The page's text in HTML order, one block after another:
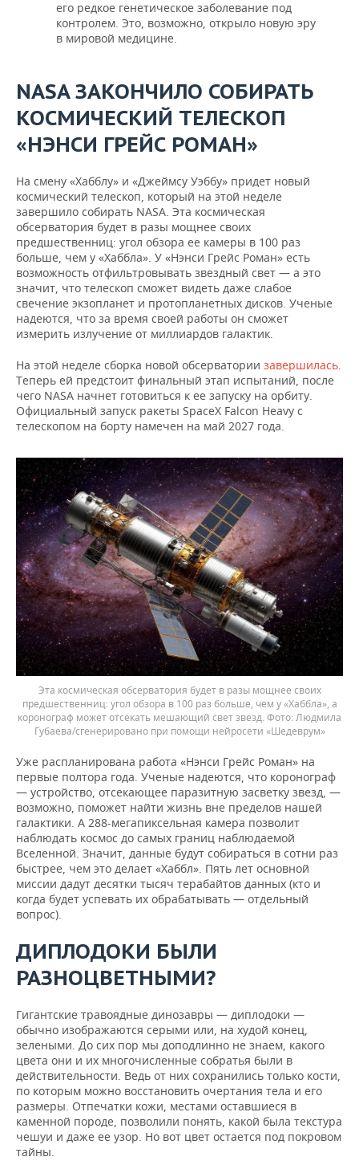
его редкое генетическое заболевание под
контролем. Это, возможно, открыло новую эру
в мировой медицине.
NASA ЗАКОНЧИЛО СОБИРАТЬ
КОСМИЧЕСКИЙ ТЕЛЕСКОП
«НЭНСИ ГРЕЙС РОМАН»
На смену «Хабблу» и «Джеймсу Уэббу» придет новый
космический телескоп, который на этой неделе
завершило собирать NASA. Эта космическая
обсерватория будет в разы мощнее своих
предшественниц: угол обзора ее камеры в 100 раз
больше, чем у «Хаббла». У «Нэнси Грейс Роман» есть
возможность отфильтровывать звездный свет — а это
значит, что телескоп сможет видеть даже слабое
свечение экзопланет и протопланетных дисков. Ученые
надеются, что за время своей работы он сможет
измерить излучение от миллиардов галактик.
На этой неделе сборка новой обсерватории завершилась.
Теперь ей предстоит финальный этап испытаний, после
чего NASA начнет готовиться к ее запуску на орбиту.
Официальный запуск ракеты SpaceX Falcon Heavy с
телескопом на борту намечен на май 2027 года.
Эта космическая обсерватория будет в разы мощнее своих
предшественниц: угол обзора в 100 раз больше, чем у «Хаббла», а
коронограф может отсекать мешающий свет звезд.
Людмила
Губаева/сгенерировано при помощи нейросети «Шедеврум»
Уже распланирована работа «Нэнси Грейс Роман» на
первые полтора года. Ученые надеются, что коронограф
— устройство, отсекающее паразитную засветку звезд, —
возможно, поможет найти жизнь вне пределов нашей
галактики. А 288-мегапиксельная камера позволит
наблюдать космос до самых границ наблюдаемой
Вселенной. Значит, данные будут собираться в сотни раз
быстрее, чем это делает «Хаббл». Пять лет основной
миссии дадут десятки тысяч терабайтов данных (кто и
когда будет успевать их обрабатывать — отдельный
вопрос).
ДИПЛОДОКИ БЫЛИ
РАЗНОЦВЕТНЫМИ?
Гигантские травоядные динозавры — диплодоки —
обычно изображаются серыми или, на худой конец,
зелеными. До сих пор мы доподлинно не знаем, какого
цвета они и их многочисленные собратья были в
действительности. Ведь от них сохранились только кости,
по которым можно восстановить очертания тела и его
размеры. Отпечатки кожи, местами оставшиеся в
каменной породе, позволили понять, какой была текстура
чешуи и даже ее узор. Но вот цвет остается под покровом
тайны.